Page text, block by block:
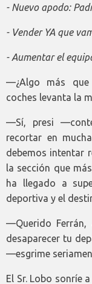
- Nuevo apodo:
- Vender YA que
- Aumentar el
—¿Algo más
coches levanta la
­—Sí, presi
recortar en
debemos intentar
la sección que
ha llegado a
deportiva y el
­—Querido Ferrán,
desaparecer tu
—esgrime
El Sr. Lobo sonríe